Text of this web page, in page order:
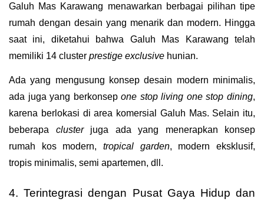
Galuh Mas Karawang menawarkan berbagai pilihan tipe
rumah dengan desain yang menarik dan modern. Hingga
saat ini, diketahui bahwa Galuh Mas Karawang telah
memiliki 14 cluster prestige exclusive hunian.
Ada yang mengusung konsep desain modern minimalis,
ada juga yang berkonsep one stop living one stop dining,
karena berlokasi di area komersial Galuh Mas. Selain itu,
beberapa cluster juga ada yang menerapkan konsep
rumah kos modern, tropical garden, modern eksklusif,
tropis minimalis, semi apartemen, dll.
4. Terintegrasi dengan Pusat Gaya Hidup dan